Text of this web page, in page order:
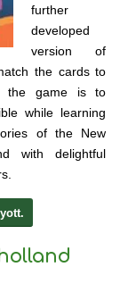
further
developed
version of
the cards to
the game is to
while learning
of the New
with delightful